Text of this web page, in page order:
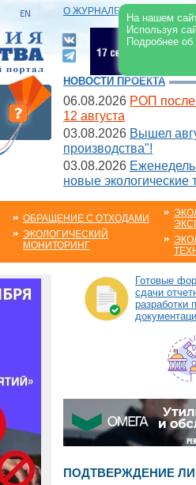
На нашем
Используя
Подробнее
О ЖУРНАЛЕ |
НОВОСТИ ПРОЕКТА
06.08.2026 РОП после
12 августа
03.08.2026 Вышел
производства"!
03.08.2026
новые экологические
ОБРАЩЕНИЕ С ОТХОДАМИ
ЭКОЛОГИЧЕСКИЙ
МОНИТОРИНГ
Готовые
сдачи
разработки
ПОДТВЕРЖДЕНИЕ